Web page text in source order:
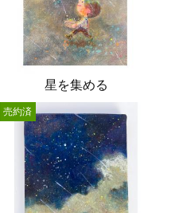
星を集める
売約済